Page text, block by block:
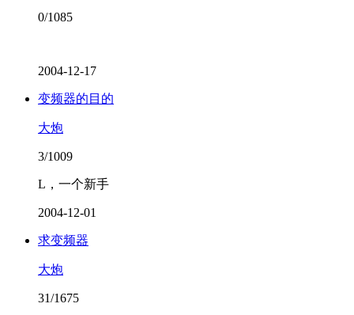
0/1085
2004-12-17
变频器的目的
大炮
3/1009
L，一个新手
2004-12-01
求变频器
大炮
31/1675